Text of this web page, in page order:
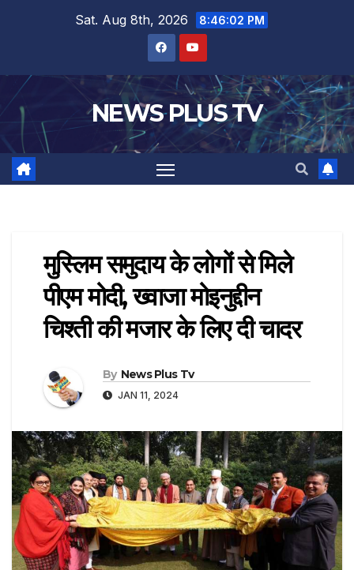
Sat. Aug 8th, 2026 8:46:02 PM
NEWS PLUS TV
मुस्लिम समुदाय के लोगों से मिले
पीएम मोदी, ख्वाजा मोइनुद्दीन
चिश्ती की मजार के लिए दी चादर
By News Plus Tv
JAN 11, 2024